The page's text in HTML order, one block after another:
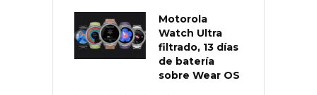
Motorola
Watch Ultra
filtrado, 13 días
de batería
sobre Wear OS